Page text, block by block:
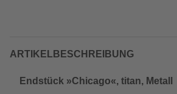
ARTIKELBESCHREIBUNG
Endstück »Chicago«, titan, Metall